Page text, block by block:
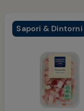
Sapori & Dintorni